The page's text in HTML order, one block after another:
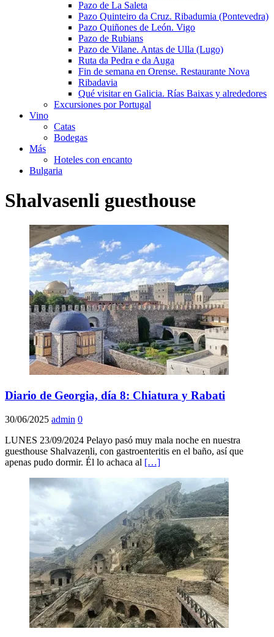
Pazo de La Saleta
Pazo Quinteiro da Cruz. Ribadumia (Pontevedra)
Pazo Quiñones de León. Vigo
Pazo de Rubians
Pazo de Vilane. Antas de Ulla (Lugo)
Ruta da Pedra e da Auga
Fin de semana en Orense. Restaurante Nova
Ribadavia
Qué visitar en Galicia. Rías Baixas y alrededores
Excursiones por Portugal
Vino
Catas
Bodegas
Más
Hoteles con encanto
Bulgaria
Shalvasenli guesthouse
Diario de Georgia, día 8: Chiatura y Rabati
30/06/2025 admin 0
LUNES 23/09/2024 Pelayo pasó muy mala noche en nuestra
guesthouse Shalvazenli, con gastroenteritis en el baño, así que
apenas pudo dormir. Él lo achaca al […]